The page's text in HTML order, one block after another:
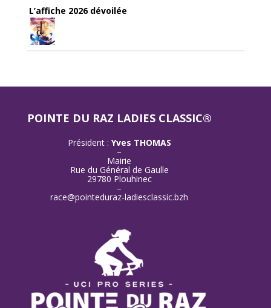
L’affiche 2026 dévoilée
POINTE DU RAZ LADIES CLASSIC®
Président : Yves THOMAS
–
Mairie
Rue du Général de Gaulle
29780 Plouhinec
–
race@pointeduraz-ladiesclassic.bzh